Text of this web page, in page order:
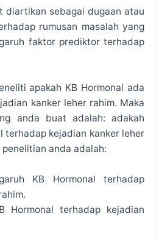
diartikan sebagai dugaan atau
rumusan masalah yang
faktor prediktor terhadap
apakah KB Hormonal ada
kanker leher rahim. Maka
anda buat adalah: adakah
terhadap kejadian kanker leher
anda adalah:
KB Hormonal terhadap
Hormonal terhadap kejadian